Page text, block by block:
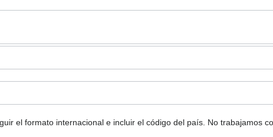
el formato internacional e incluir el código del país. No trabajamos